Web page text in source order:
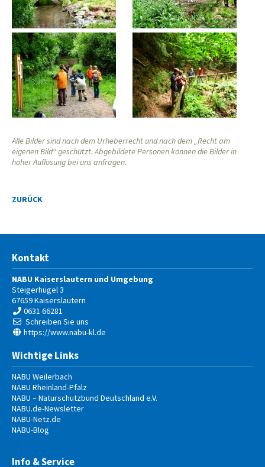
Alle Bilder sind nach dem Urheberrecht und nach dem „Recht am
eigenen Bild“ geschützt. Abgebildete Personen können die Bilder in
hoher Auflösung bei uns anfragen.
ZURÜCK
Kontakt
NABU Kaiserslautern und Umgebung
Steigerhügel 3
67659Kaiserslautern
0631 66281
Schreiben Sie uns
https://www.nabu-kl.de
Wichtige Links
NABU Weilerbach
NABU Rheinland-Pfalz
NABU – Naturschutzbund Deutschland e.V.
NABU.de-Newsletter
NABU-Netz.de
NABU-Blog
Info & Service